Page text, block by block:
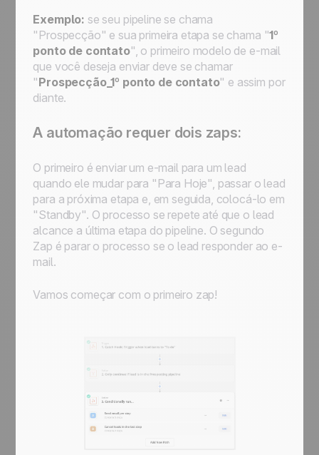
Exemplo: se seu pipeline se chama
" Prospecção" e sua primeira etapa se chama "1º
ponto de contato", o primeiro modelo de e-mail
que você deseja enviar deve se chamar
"Prospecção_1º ponto de contato" e assim por
diante.
A automação requer dois zaps:
O primeiro é enviar um e-mail para um lead
quando ele mudar para " Para Hoje", passar o lead
para a próxima etapa e, em seguida, colocá-lo em
"Standby". O processo se repete até que o lead
alcance a última etapa do pipeline. O segundo
Zap é parar o processo se o lead responder ao e-
mail.
Vamos começar com o primeiro zap!